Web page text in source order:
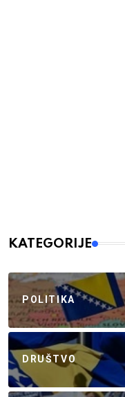
KATEGORIJE
POLITIKA
DRUŠTVO